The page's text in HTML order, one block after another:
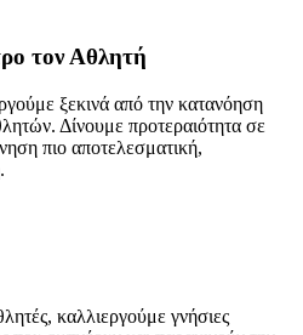
τον Αθλητή
ξεκινά από την κατανόηση
Δίνουμε προτεραιότητα σε
πιο αποτελεσματική,
καλλιεργούμε γνήσιες